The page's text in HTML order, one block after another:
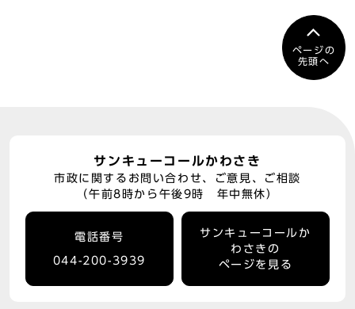
ページの
先頭へ
サンキューコールかわさき
市政に関するお問い合わせ、ご意見、ご相談
（午前8時から午後9時 年中無休）
電話番号
044-200-3939
サンキューコールか
わさきの
ページを見る